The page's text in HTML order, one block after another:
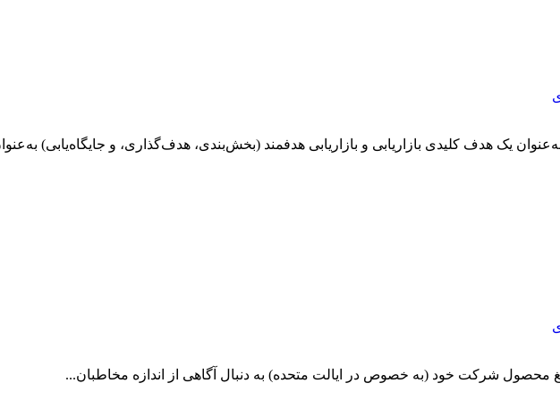
یک هدف کلیدی بازاریابی و بازاریابی هدفمند (بخش‌بندی، هدف‌گذاری، و جایگاه‌یابی)
محصول شرکت خود (به خصوص در ایالت متحده) به دنبال آگاهی از اندازه مخاطبان...